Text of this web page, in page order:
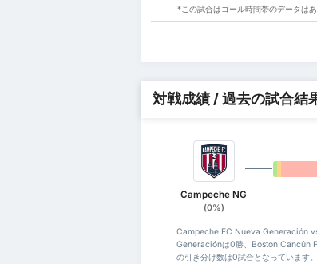
*この試合はゴール時間帯のデータはあ
対戦成績 / 過去の試合結
Campeche NG
(0%)
Campeche FC Nueva Generación
Generaciónは0勝、Boston Cancún
の引き分け数は0試合となっています。